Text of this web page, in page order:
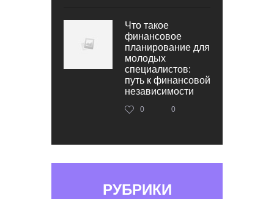
Что такое
финансовое
планирование для
молодых
специалистов:
путь к финансовой
независимости
0 0
РУБРИКИ